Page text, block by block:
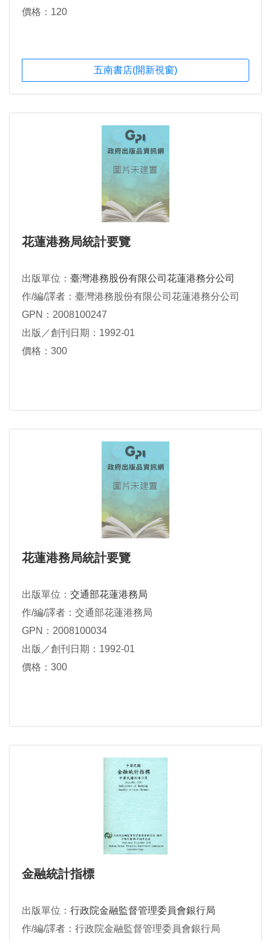
價格：120
五南書店(開新視窗)
花蓮港務局統計要覽
出版單位： 臺灣港務股份有限公司花蓮港務分公司
作/編/譯者：臺灣港務股份有限公司花蓮港務分公司
GPN：2008100247
出版／創刊日期：1992-01
價格：300
花蓮港務局統計要覽
出版單位： 交通部花蓮港務局
作/編/譯者：交通部花蓮港務局
GPN：2008100034
出版／創刊日期：1992-01
價格：300
金融統計指標
出版單位： 行政院金融監督管理委員會銀行局
作/編/譯者：行政院金融監督管理委員會銀行局